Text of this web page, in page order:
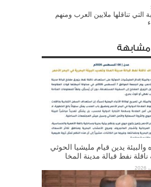
التي تناقلها ملايين العرب ومنهم
مشابهة
والبيئة يدين قيام مليشيا الحوثي
نفط قبالة مدينة المخا